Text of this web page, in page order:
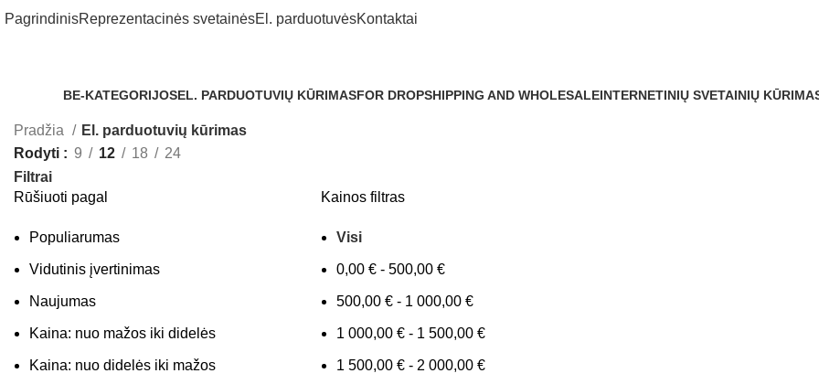
PagrindinisReprezentacinės svetainėsEl. parduotuvėsKontaktai
BE-KATEGORIJOSEL. PARDUOTUVIŲ KŪRIMASFOR DROPSHIPPING AND WHOLESALEINTERNETINIŲ SVETAINIŲ
Pradžia
El. parduotuvių kūrimas
Rodyti
9 12 18
24
Filtrai
Rūšiuoti pagal
Populiarumas
Vidutinis įvertinimas
Naujumas
Kaina: nuo mažos iki didelės
Kaina: nuo didelės iki mažos
Kainos filtras
Visi
0,00 € - 500,00 €
500,00 € - 1 000,00 €
1 000,00 € - 1 500,00 €
1 500,00 € - 2 000,00 €